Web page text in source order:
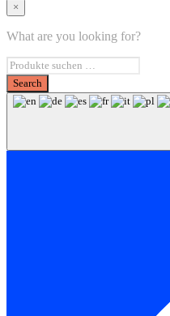
×
What are you looking for?